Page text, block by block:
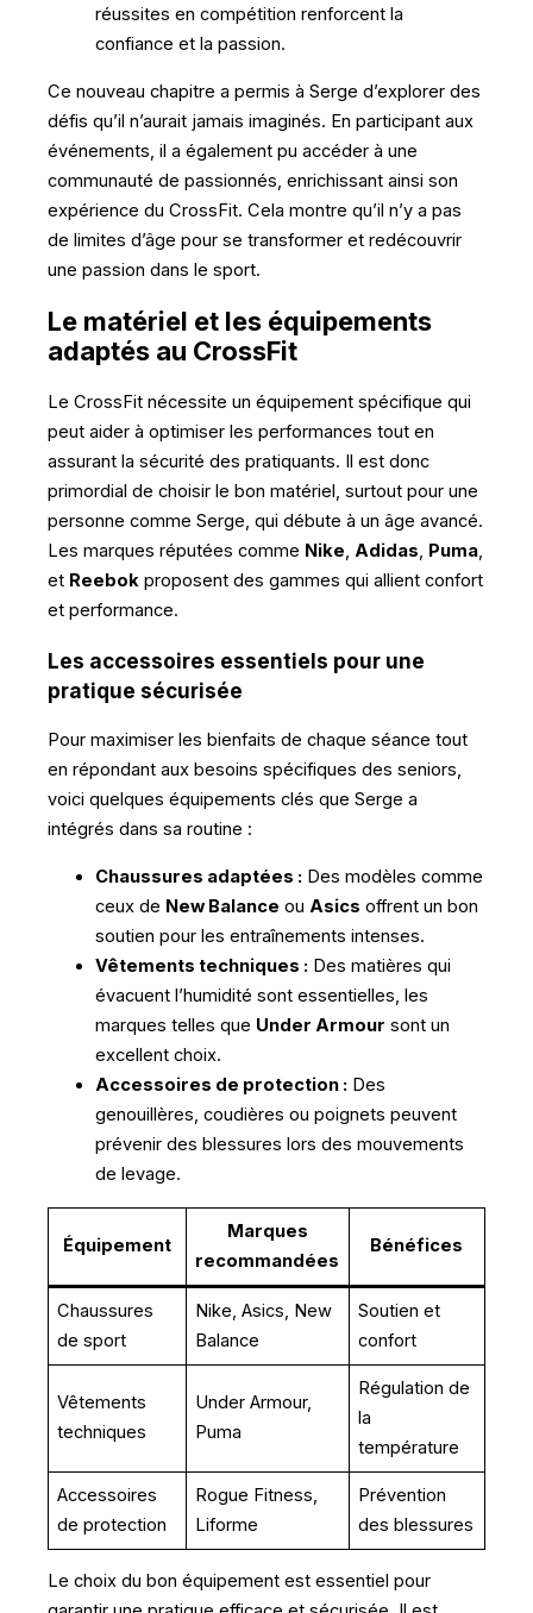
réussites en compétition renforcent la
confiance et la passion.
Ce nouveau chapitre a permis à Serge d’explorer des
défis qu’il n’aurait jamais imaginés. En participant aux
événements, il a également pu accéder à une
communauté de passionnés, enrichissant ainsi son
expérience du CrossFit. Cela montre qu’il n’y a pas
de limites d’âge pour se transformer et redécouvrir
une passion dans le sport.
Le matériel et les équipements
adaptés au CrossFit
Le CrossFit nécessite un équipement spécifique qui
peut aider à optimiser les performances tout en
assurant la sécurité des pratiquants. Il est donc
primordial de choisir le bon matériel, surtout pour une
personne comme Serge, qui débute à un âge avancé.
Les marques réputées comme Nike, Adidas, Puma,
et Reebokproposent des gammes qui allient confort
et performance.
Les accessoires essentiels pour une
pratique sécurisée
Pour maximiser les bienfaits de chaque séance tout
en répondant aux besoins spécifiques des seniors,
voici quelques équipements clés que Serge a
intégrés dans sa routine :
Chaussures adaptées : Des modèles comme
ceux de New Balance ou Asics offrent un bon
soutien pour les entraînements intenses.
Vêtements techniques : Des matières qui
évacuent l’humidité sont essentielles, les
marques telles que Under Armour sont un
excellent choix.
Accessoires de protection : Des
genouillères, coudières ou poignets peuvent
prévenir des blessures lors des mouvements
de levage.
Équipement
Marques
recommandées
Bénéfices
Chaussures
de sport
Nike, Asics, New
Balance
Soutien et
confort
Vêtements
techniques
Under Armour,
Puma
Régulation de
la
température
Accessoires
de protection
Rogue Fitness,
Liforme
Prévention
des blessures
Le choix du bon équipement est essentiel pour